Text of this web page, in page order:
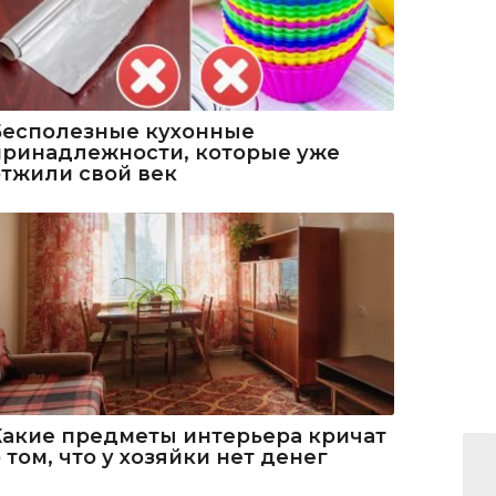
кухонные
которые уже
свой век
предметы интерьера кричат
том, что у хозяйки нет денег